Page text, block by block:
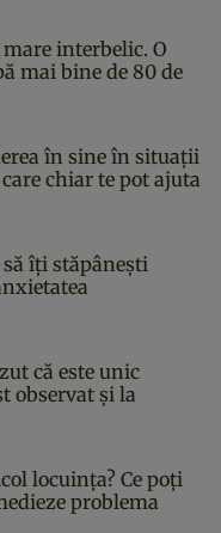
interbelic. O
mai bine de 80 de
în sine în situații
chiar te pot ajuta
îți stăpânești
că este unic
observat și la
locuința? Ce poți
problema